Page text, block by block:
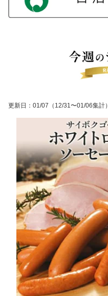
更新日 ： 01/07 （12/31〜01/06集計）